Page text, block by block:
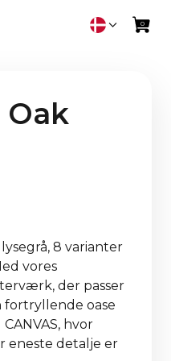
Oak
8 varianter
vores
der passer
oase
hvor
eneste detalje er